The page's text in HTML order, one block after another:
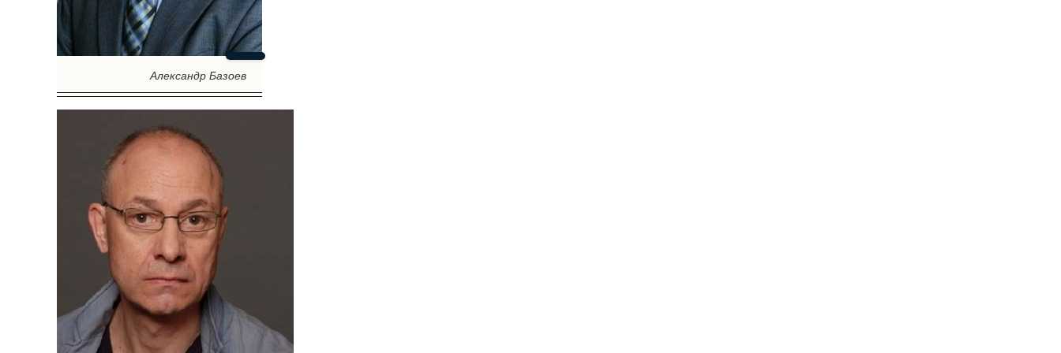
Александр Базоев